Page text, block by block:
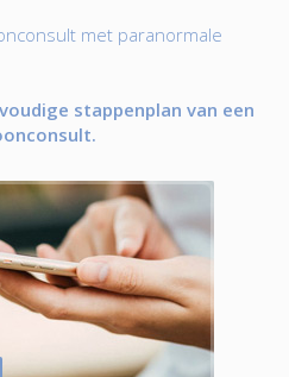
met paranormale
stappenplan van een